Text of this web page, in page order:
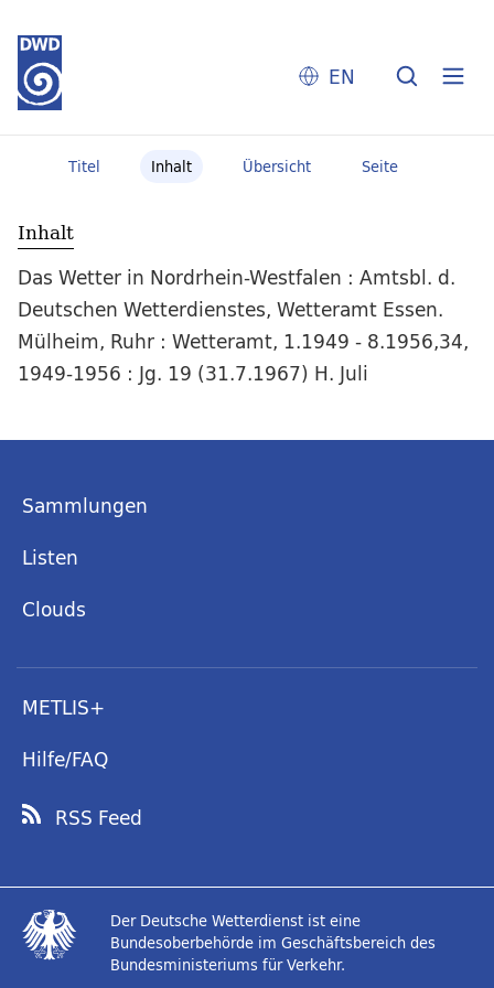
EN
Titel Inhalt Übersicht Seite
Inhalt
Das Wetter in Nordrhein-Westfalen : Amtsbl. d.
Deutschen Wetterdienstes, Wetteramt Essen.
Mülheim, Ruhr : Wetteramt, 1.1949 - 8.1956,34,
1949-1956 : Jg. 19 (31.7.1967) H. Juli
Sammlungen
Listen
Clouds
METLIS+
Hilfe/FAQ
RSS Feed
Der Deutsche Wetterdienst ist eine
Bundesoberbehörde im Geschäftsbereich des
Bundesministeriums für Verkehr.